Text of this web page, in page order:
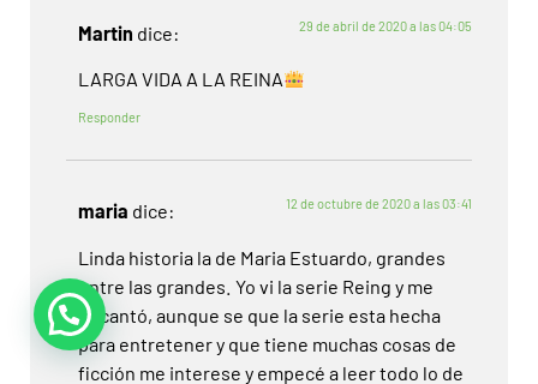
Martin dice: 29 de abril de 2020 a las 04:05
LARGA VIDA A LA REINA
Responder
maria dice: 12 de octubre de 2020 a las 03:41
Linda historia la de Maria Estuardo, grandes
entre las grandes. Yo vi la serie Reing y me
encantó, aunque se que la serie esta hecha
para entretener y que tiene muchas cosas de
ficción me interese y empecé a leer todo lo de